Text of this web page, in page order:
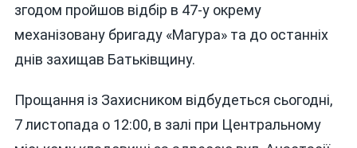
згодом пройшов відбір в 47-у окрему
механізовану бригаду «Магура» та до останніх
днів захищав Батьківщину.
Прощання із Захисником відбудеться сьогодні,
7 листопада о 12:00, в залі при Центральному